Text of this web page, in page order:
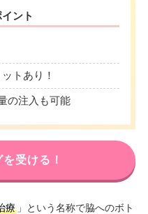
ント
トあり！
の注入も可能
受ける！
療」という名称で脇へのボト